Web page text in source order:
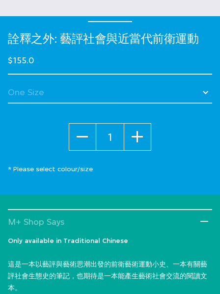
詮釋之外: 藝評社會與近當代前衛運動
$155.0
* Please select colour/size
M+ Shop Says
Only available in Traditional Chinese
這是一本以藝評與藝術思潮出發的前衛藝術運動小史、一本有關藝
評社會生態史的筆記，也期待是一本能產生藝術社會交流的閱讀文
本。